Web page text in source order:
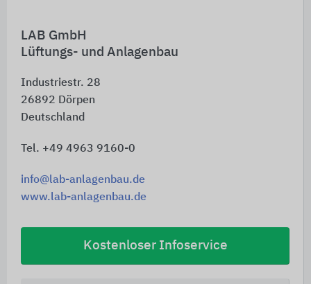
LAB GmbH
Lüftungs- und Anlagenbau
Industriestr. 28
26892 Dörpen
Deutschland
Tel. +49 4963 9160-0
info@lab-anlagenbau.de
www.lab-anlagenbau.de
Kostenloser Infoservice